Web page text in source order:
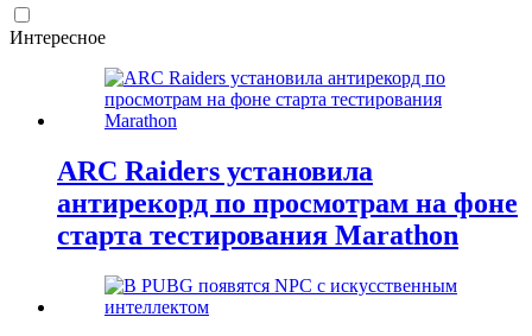
Интересное
ARC Raiders установила
антирекорд по просмотрам на фоне
старта тестирования Marathon